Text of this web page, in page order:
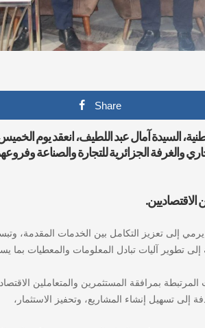
Share
والغرفة الجزائرية للتجارة والصناعة
الاقتصاديين.
إلى تعزيز التكامل بين الخدمات المقدمة،
تطوير آليات تبادل المعلومات والمعطيات بما
بمرافقة المستثمرين والمتعاملين
تسهيل إنشاء المشاريع، وتحفيز الاستثمار،